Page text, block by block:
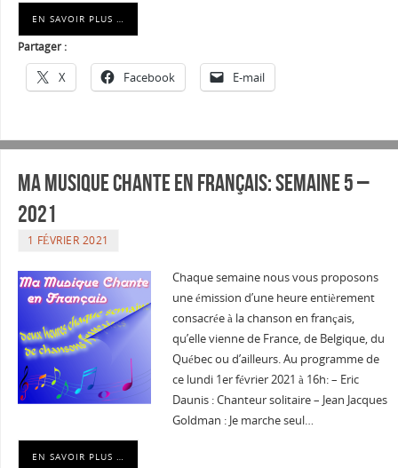
EN SAVOIR PLUS …
Partager :
X Facebook E-mail
Ma musique chante en Français: Semaine 5 –
2021
1 FÉVRIER 2021
Chaque semaine nous vous proposons
une émission d’une heure entièrement
consacrée à la chanson en français,
qu’elle vienne de France, de Belgique, du
Québec ou d’ailleurs. Au programme de
ce lundi 1er février 2021 à 16h: – Eric
Daunis : Chanteur solitaire – Jean Jacques
Goldman : Je marche seul…
EN SAVOIR PLUS …